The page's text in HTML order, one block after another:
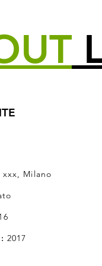
xxx, Milano
2017